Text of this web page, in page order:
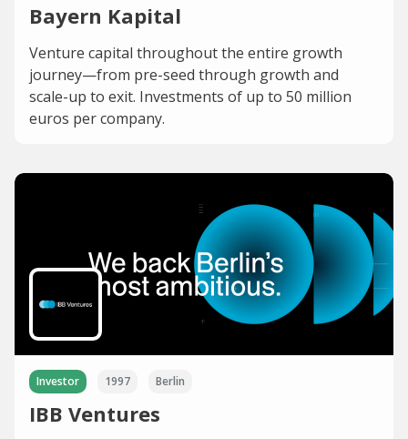
Bayern Kapital
Venture capital throughout the entire growth
journey—from pre-seed through growth and
scale-up to exit. Investments of up to 50 million
euros per company.
Investor 1997 Berlin
IBB Ventures